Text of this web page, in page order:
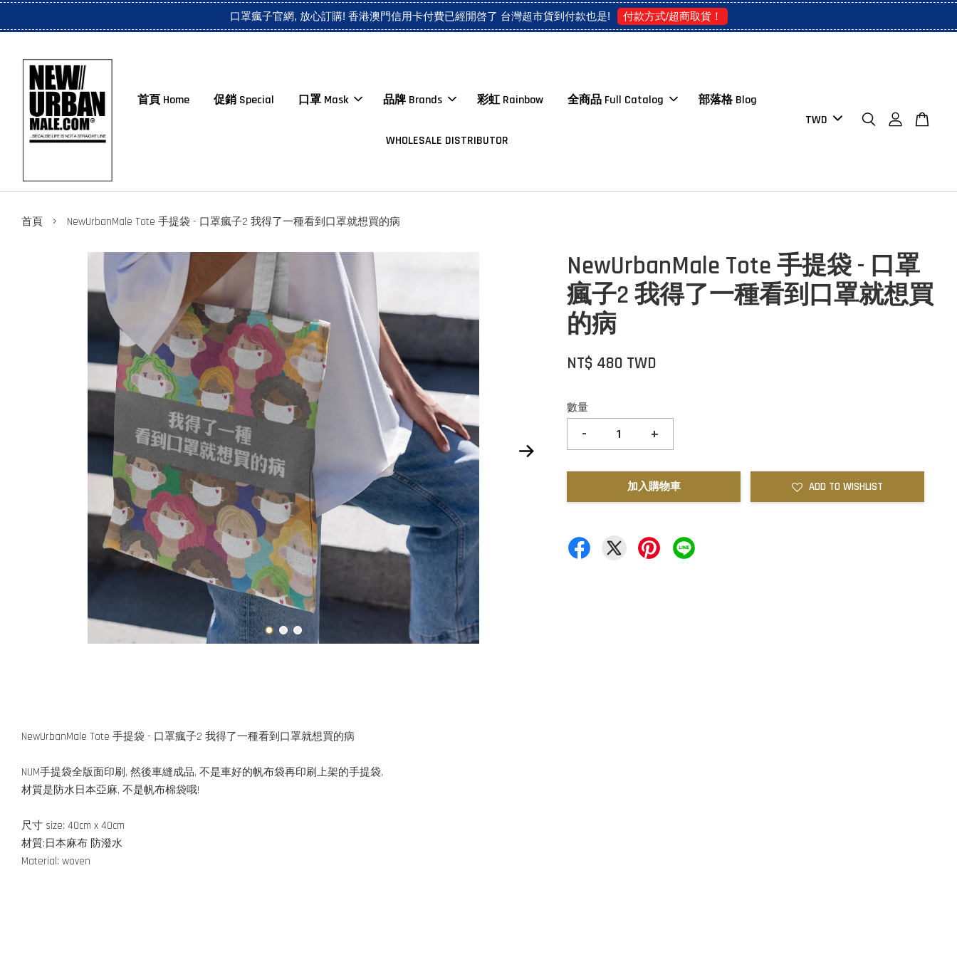
>>>> 萬一缺貨 7工作天内補貨送到你手裏 ! 尺寸 size: 40cm x 40cm 材質:日本麻布 Material: woven 我得了一種看到口罩就想買的病">
口罩瘋子官網, 放心訂購! 香港澳門信用卡付費已經開啓了 台灣超市貨到付款也是! 付款方式/超商取貨！
首頁 Home 促銷 Special 口罩 Mask 品牌 Brands 彩虹 Rainbow 全商品 Full Catalog 部落格 Blog
WHOLESALE DISTRIBUTOR
首頁 › NewUrbanMale Tote 手提袋 - 口罩瘋子2 我得了一種看到口罩就想買的病
NewUrbanMale Tote 手提袋 - 口罩
瘋子2 我得了一種看到口罩就想買
的病
NT$ 480 TWD
數量
- +
加入購物車 ADD TO WISHLIST
NewUrbanMale Tote 手提袋 - 口罩瘋子2 我得了一種看到口罩就想買的病
NUM手提袋全版面印刷, 然後車縫成品, 不是車好的帆布袋再印刷上架的手提袋,
材質是防水日本亞麻, 不是帆布棉袋哦!
尺寸 size: 40cm x 40cm
材質:日本麻布 防潑水
Material: woven